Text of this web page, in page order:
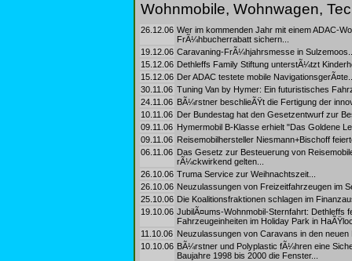
Wohnmobile, Wohnwagen,
26.12.06 Wer im kommenden Jahr mit einem ADAC-
FrÃ¼hbucherrabatt sichern...
19.12.06 Caravaning-FrÃ¼hjahrsmesse in
15.12.06 Dethleffs Family Stiftung unterstÃ¼tzt
15.12.06 Der ADAC testete mobile
30.11.06 Tuning Van by Hymer: Ein futuristisches
24.11.06 BÃ¼rstner beschlieÃŸt die Fertigung der
10.11.06 Der Bundestag hat den Gesetzentwurf zur
09.11.06 Hymermobil B-Klasse erhielt "Das Goldene
09.11.06 Reisemobilhersteller Niesmann+Bischoff
06.11.06 Das Gesetz zur Besteuerung von
rÃ¼ckwirkend gelten...
26.10.06 Truma Service zur Weihnachtszeit...
26.10.06 Neuzulassungen von Freizeitfahrzeugen im
25.10.06 Die Koalitionsfraktionen schlagen im
19.10.06 JubilÃ¤ums-Wohnmobil-Sternfahrt: Dethleffs
Fahrzeugeinheiten im Holiday Park in
11.10.06 Neuzulassungen von Caravans in den
10.10.06 BÃ¼rstner und Polyplastic fÃ¼hren eine
Baujahre 1998 bis 2000 die Fenster...